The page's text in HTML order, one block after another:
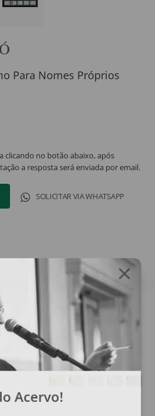
Para Nomes Próprios
clicando no botão abaixo, após
a resposta será enviada por email.
SOLICITAR VIA WHATSAPP
Acervo!